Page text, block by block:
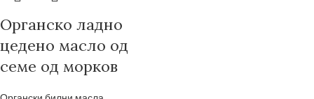
Органско ладно
цедено масло од
семе од морков